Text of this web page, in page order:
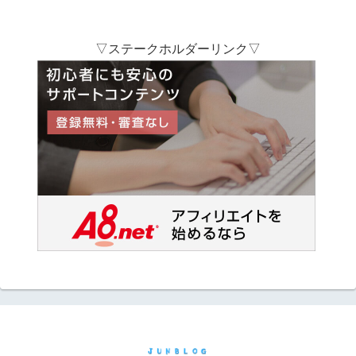
▽ステークホルダーリンク▽